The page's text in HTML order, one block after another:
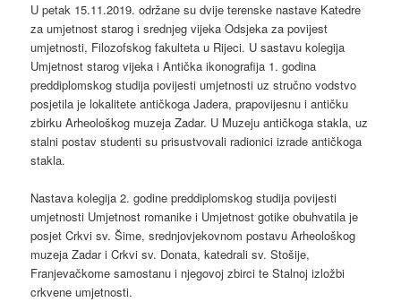
U petak 15.11.2019. održane su dvije terenske nastave Katedre
za umjetnost starog i srednjeg vijeka Odsjeka za povijest
umjetnosti, Filozofskog fakulteta u Rijeci. U sastavu kolegija
Umjetnost starog vijeka i Antička ikonografija 1. godina
preddiplomskog studija povijesti umjetnosti uz stručno vodstvo
posjetila je lokalitete antičkoga Jadera, prapovijesnu i antičku
zbirku Arheološkog muzeja Zadar. U Muzeju antičkoga stakla, uz
stalni postav studenti su prisustvovali radionici izrade antičkoga
stakla.
Nastava kolegija 2. godine preddiplomskog studija povijesti
umjetnosti Umjetnost romanike i Umjetnost gotike obuhvatila je
posjet Crkvi sv. Šime, srednjovjekovnom postavu Arheološkog
muzeja Zadar i Crkvi sv. Donata, katedrali sv. Stošije,
Franjevačkome samostanu i njegovoj zbirci te Stalnoj izložbi
crkvene umjetnosti.